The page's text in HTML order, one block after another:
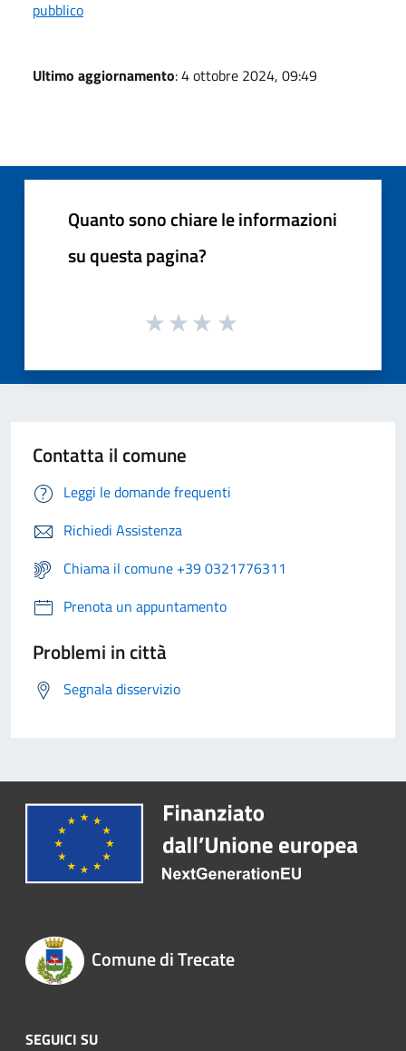
pubblico
Ultimo aggiornamento: 4 ottobre 2024, 09:49
Quanto sono chiare le informazioni
su questa pagina?
Contatta il comune
Leggi le domande frequenti
Richiedi Assistenza
Chiama il comune +39 0321776311
Prenota un appuntamento
Problemi in città
Segnala disservizio
Comune di Trecate
SEGUICI SU